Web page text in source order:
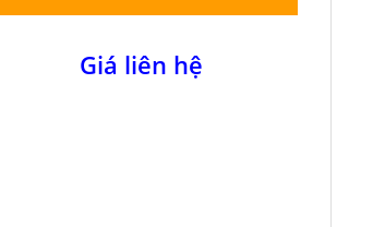
Giá liên hệ